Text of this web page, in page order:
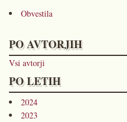
Obvestila
PO AVTORJIH
Vsi avtorji
PO LETIH
2024
2023